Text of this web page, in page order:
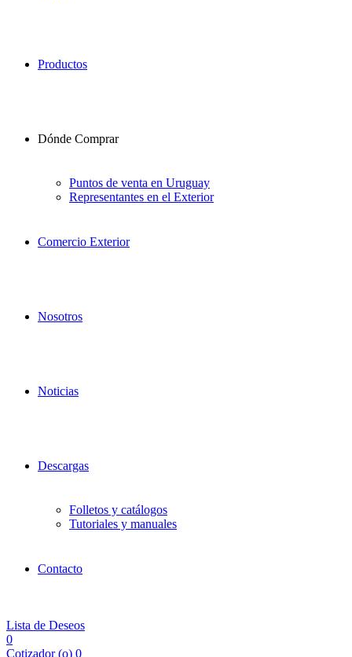
Productos
Dónde Comprar
Puntos de venta en Uruguay
Representantes en el Exterior
Comercio Exterior
Nosotros
Noticias
Descargas
Folletos y catálogos
Tutoriales y manuales
Contacto
Lista de Deseos
0
Cotizador (o) 0